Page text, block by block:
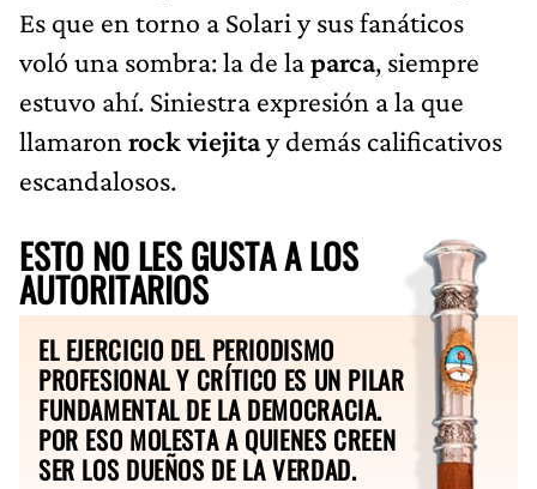
Es que en torno a Solari y sus fanáticos
voló una sombra: la de laparca, siempre
estuvo ahí. Siniestra expresión a la que
llamaron rock viejitay demás calificativos
escandalosos.
ESTO NO LES GUSTA A LOS
AUTORITARIOS
EL EJERCICIO DEL PERIODISMO
PROFESIONAL Y CRÍTICO ES UN PILAR
FUNDAMENTAL DE LA DEMOCRACIA.
POR ESO MOLESTA A QUIENES CREEN
SER LOS DUEÑOS DE LA VERDAD.